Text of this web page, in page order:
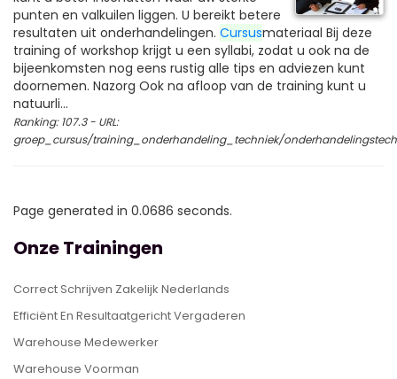
punten en valkuilen liggen. U bereikt betere
resultaten uit onderhandelingen. Cursusmateriaal Bij deze
training of workshop krijgt u een syllabi, zodat u ook na de
bijeenkomsten nog eens rustig alle tips en adviezen kunt
doornemen. Nazorg Ook na afloop van de training kunt u
natuurli...
Ranking: 107.3 - URL:
groep_cursus/training_onderhandeling_techniek/
Page generated in 0.0686 seconds.
Onze Trainingen
Correct Schrijven Zakelijk Nederlands
Efficiënt En Resultaatgericht Vergaderen
Warehouse Medewerker
Warehouse Voorman